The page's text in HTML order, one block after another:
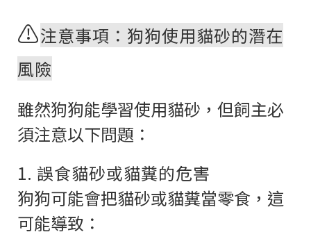
⚠️注意事項：狗狗使用貓砂的潛在
風險
雖然狗狗能學習使用貓砂，但飼主必
須注意以下問題：
1. 誤食貓砂或貓糞的危害
狗狗可能會把貓砂或貓糞當零食，這
可能導致：